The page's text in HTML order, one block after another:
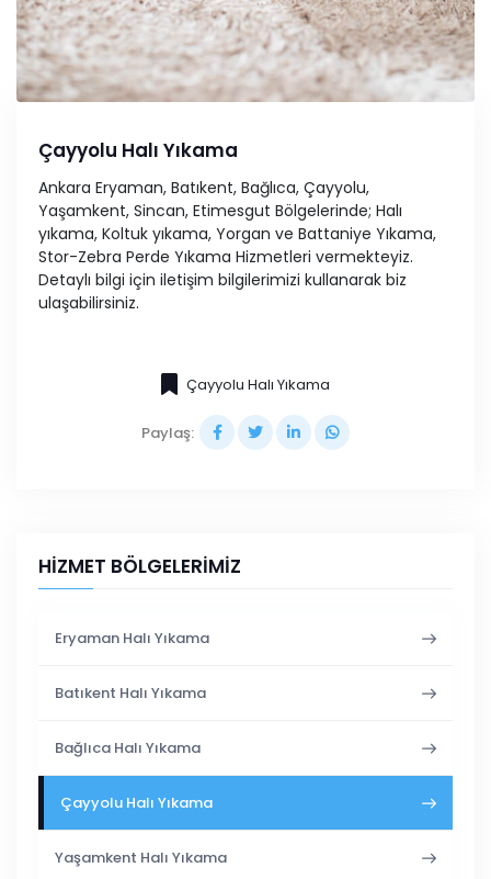
Çayyolu Halı Yıkama
Ankara Eryaman, Batıkent, Bağlıca, Çayyolu,
Yaşamkent, Sincan, Etimesgut Bölgelerinde; Halı
yıkama, Koltuk yıkama, Yorgan ve Battaniye Yıkama,
Stor-Zebra Perde Yıkama Hizmetleri vermekteyiz.
Detaylı bilgi için iletişim bilgilerimizi kullanarak biz
ulaşabilirsiniz.
Çayyolu Halı Yıkama
Paylaş:
HİZMET BÖLGELERİMİZ
Eryaman Halı Yıkama
Batıkent Halı Yıkama
Bağlıca Halı Yıkama
Çayyolu Halı Yıkama
Yaşamkent Halı Yıkama